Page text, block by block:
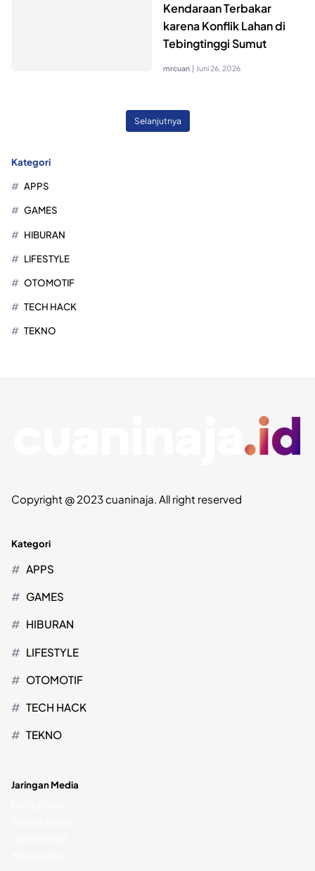
Kendaraan Terbakar
karena Konflik Lahan di
Tebingtinggi Sumut
mrcuan | Juni 26, 2026
Selanjutnya
Kategori
APPS
GAMES
HIBURAN
LIFESTYLE
OTOMOTIF
TECH HACK
TEKNO
Copyright @ 2023 cuaninaja. All right reserved
Kategori
APPS
GAMES
HIBURAN
LIFESTYLE
OTOMOTIF
TECH HACK
TEKNO
Jaringan Media